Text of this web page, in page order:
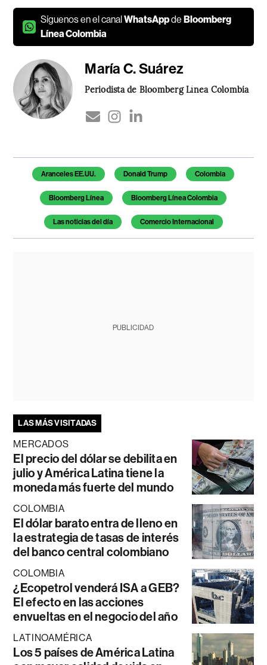
Síguenos en el canalWhatsAppdeBloomberg
Línea Colombia
María C. Suárez
Periodista de Bloomberg Línea Colombia
Temas de este artículo
Aranceles EE.UU. Donald Trump Colombia
Bloomberg Línea Bloomberg Línea Colombia
Las noticias del día Comercio Internacional
PUBLICIDAD
LAS MÁS VISITADAS
MERCADOS
El precio del dólar se debilita en
julio y América Latina tiene la
moneda más fuerte del mundo
COLOMBIA
El dólar barato entra de lleno en
la estrategia de tasas de interés
del banco central colombiano
COLOMBIA
¿Ecopetrol venderá ISA a GEB?
El efecto en las acciones
envueltas en el negocio del año
LATINOAMÉRICA
Los 5 países de América Latina